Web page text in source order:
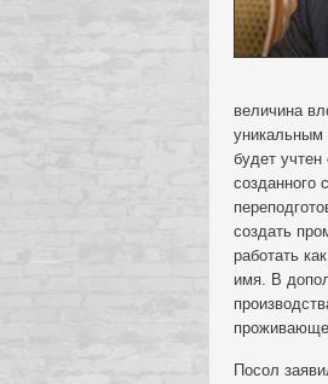
величина
уникальным
будет
созданного
создать
работать
имя. В
Посол